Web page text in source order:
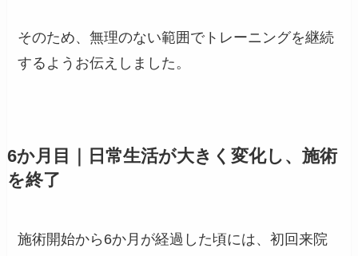
そのため、無理のない範囲でトレーニングを継続
するようお伝えしました。
6か月目｜日常生活が大きく変化し、施術
を終了
施術開始から6か月が経過した頃には、初回来院